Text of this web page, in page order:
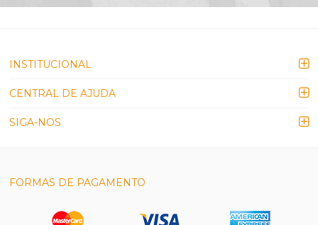
INSTITUCIONAL
CENTRAL DE AJUDA
SIGA-NOS
FORMAS DE PAGAMENTO